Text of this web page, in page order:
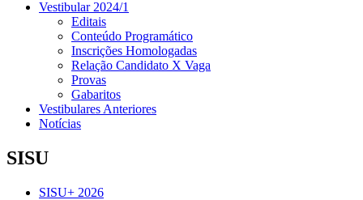
Vestibular 2024/1
Editais
Conteúdo Programático
Inscrições Homologadas
Relação Candidato X Vaga
Provas
Gabaritos
Vestibulares Anteriores
Notícias
SISU
SISU+ 2026